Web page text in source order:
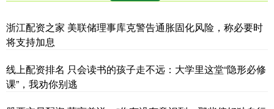
浙江配资之家 美联储理事库克警告通胀固化风险，称必要时
将支持加息
线上配资排名 只会读书的孩子走不远：大学里这堂“隐形必修
课”，我劝你别逃